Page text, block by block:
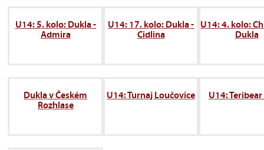
U14: 5. kolo: Dukla -
Admira
U14: 17. kolo: Dukla -
Cidlina
U14: 4. kolo:
Dukla
Dukla v Českém
Rozhlase
U14: Turnaj Loučovice U14: